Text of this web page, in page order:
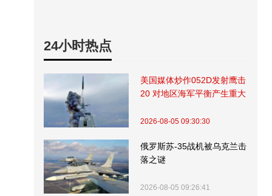
24小时热点
美国媒体炒作052D发射鹰击
20 对地区海军平衡产生重大
2026-08-05 09:30:30
俄罗斯苏-35战机被乌克兰击
落之谜
2026-08-05 09:26:41